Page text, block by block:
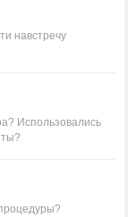
навстречу
Использовались